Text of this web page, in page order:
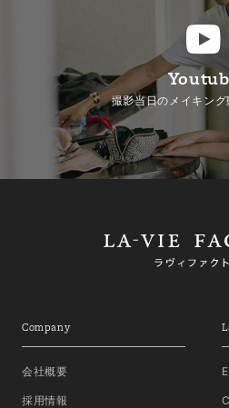
撮影当日のメイキン
Company
会社概要
採用情報